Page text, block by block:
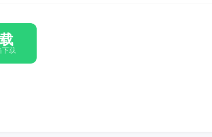
下载